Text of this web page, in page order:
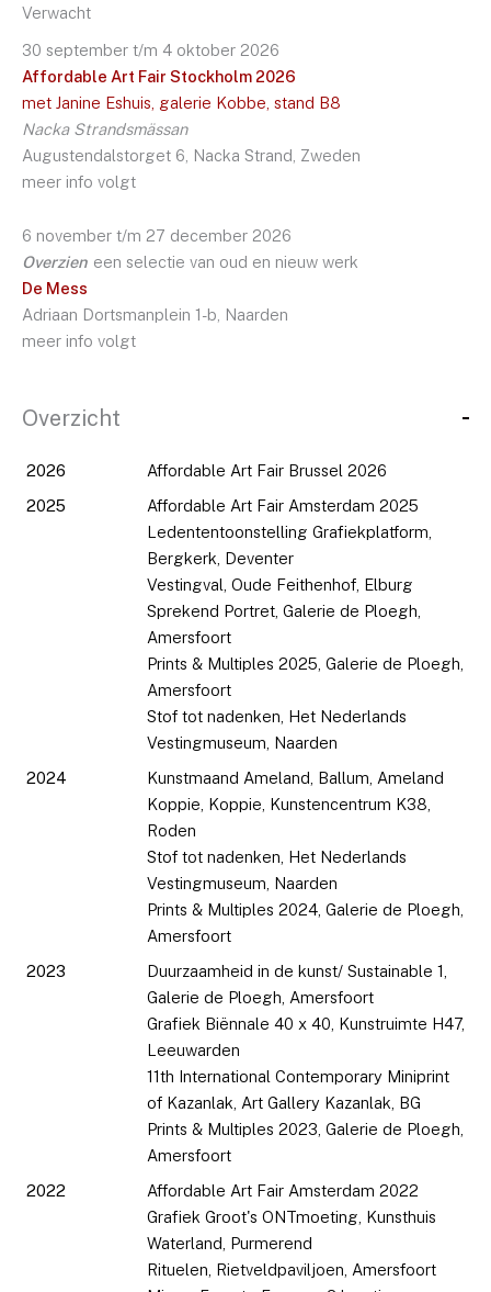
Verwacht
30 september t/m 4 oktober 2026
Affordable Art Fair Stockholm 2026
met Janine Eshuis, galerie Kobbe, stand B8
Nacka Strandsmässan
Augustendalstorget 6, Nacka Strand, Zweden
meer info volgt
6 november t/m 27 december 2026
Overzien een selectie van oud en nieuw werk
De Mess
Adriaan Dortsmanplein 1-b, Naarden
meer info volgt
Overzicht
2026
Affordable Art Fair Brussel 2026
2025
Affordable Art Fair Amsterdam 2025
Ledententoonstelling Grafiekplatform,
Bergkerk, Deventer
Vestingval, Oude Feithenhof, Elburg
Sprekend Portret, Galerie de Ploegh,
Amersfoort
Prints & Multiples 2025, Galerie de Ploegh,
Amersfoort
Stof tot nadenken, Het Nederlands
Vestingmuseum, Naarden
2024
Kunstmaand Ameland, Ballum, Ameland
Koppie, Koppie, Kunstencentrum K38,
Roden
Stof tot nadenken, Het Nederlands
Vestingmuseum, Naarden
Prints & Multiples 2024, Galerie de Ploegh,
Amersfoort
2023
Duurzaamheid in de kunst/ Sustainable 1,
Galerie de Ploegh, Amersfoort
Grafiek Biënnale 40 x 40, Kunstruimte H47,
Leeuwarden
11th International Contemporary Miniprint
of Kazanlak, Art Gallery Kazanlak, BG
Prints & Multiples 2023, Galerie de Ploegh,
Amersfoort
2022
Affordable Art Fair Amsterdam 2022
Grafiek Groot's ONTmoeting, Kunsthuis
Waterland, Purmerend
Rituelen, Rietveldpaviljoen, Amersfoort